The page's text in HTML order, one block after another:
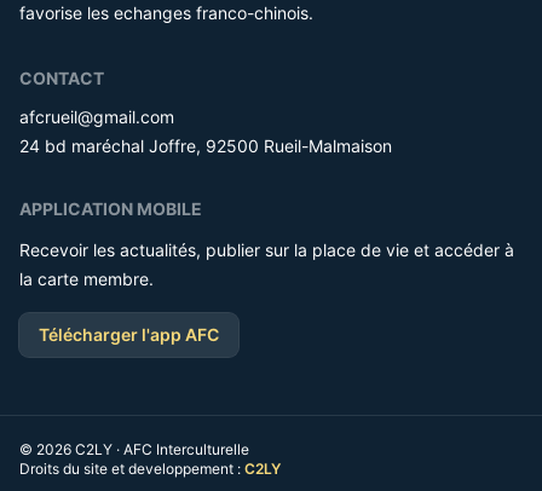
favorise les echanges franco-chinois.
CONTACT
afcrueil@gmail.com
24 bd maréchal Joffre, 92500 Rueil-Malmaison
APPLICATION MOBILE
Recevoir les actualités, publier sur la place de vie et accéder à
la carte membre.
Télécharger l'app AFC
© 2026 C2LY · AFC Interculturelle
Droits du site et developpement : C2LY